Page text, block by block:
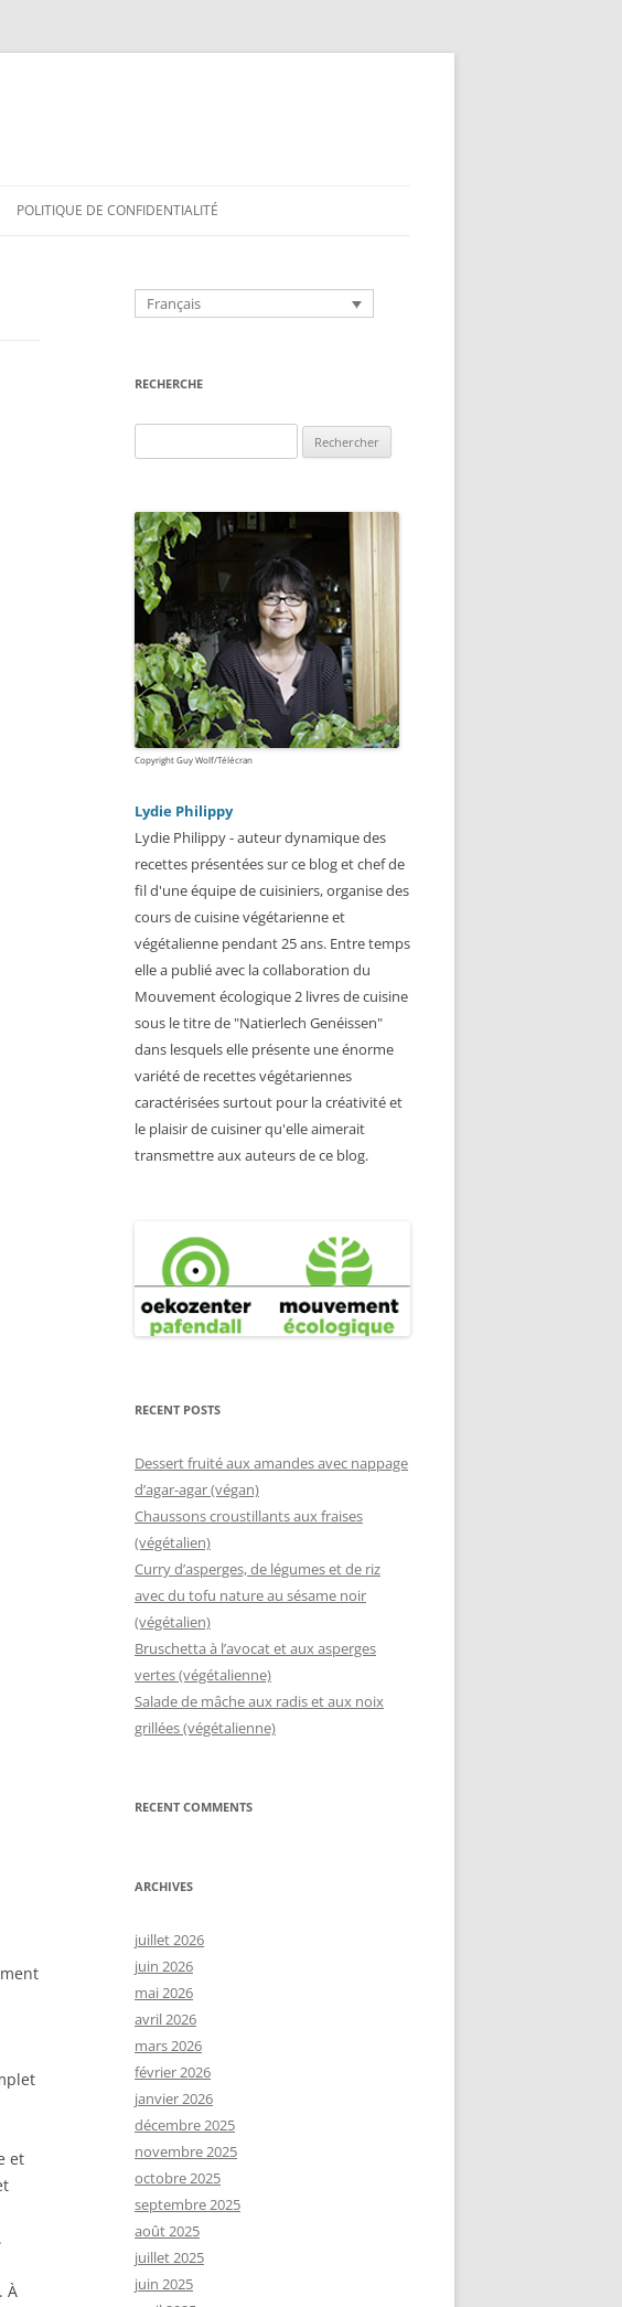
POLITIQUE DE CONFIDENTIALITÉ
et
À
Français
RECHERCHE
Copyright Guy Wolf/Télécran
Lydie Philippy
Lydie Philippy - auteur dynamique des
recettes présentées sur ce blog et chef de
fil d'une équipe de cuisiniers, organise des
cours de cuisine végétarienne et
végétalienne pendant 25 ans. Entre temps
elle a publié avec la collaboration du
Mouvement écologique 2 livres de cuisine
sous le titre de "Natierlech Genéissen"
dans lesquels elle présente une énorme
variété de recettes végétariennes
caractérisées surtout pour la créativité et
le plaisir de cuisiner qu'elle aimerait
transmettre aux auteurs de ce blog.
RECENT POSTS
Dessert fruité aux amandes avec nappage
d’agar-agar (végan)
Chaussons croustillants aux fraises
(végétalien)
Curry d’asperges, de légumes et de riz
avec du tofu nature au sésame noir
(végétalien)
Bruschetta à l’avocat et aux asperges
vertes (végétalienne)
Salade de mâche aux radis et aux noix
grillées (végétalienne)
RECENT COMMENTS
ARCHIVES
juillet 2026
juin 2026
mai 2026
avril 2026
mars 2026
février 2026
janvier 2026
décembre 2025
novembre 2025
octobre 2025
septembre 2025
août 2025
juillet 2025
juin 2025